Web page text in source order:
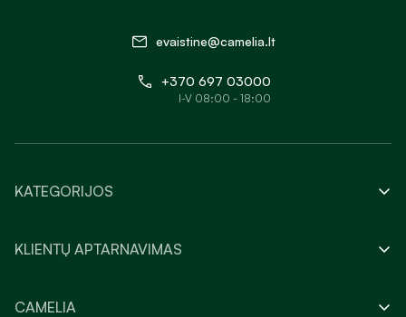
evaistine@camelia.lt
+370 697 03000
I-V 08:00 - 18:00
KATEGORIJOS
KLIENTŲ APTARNAVIMAS
CAMELIA